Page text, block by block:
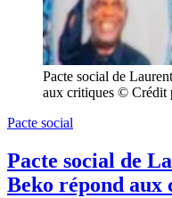
Pacte social de
aux critiques © Crédit
Pacte social
Pacte social de
Beko répond aux